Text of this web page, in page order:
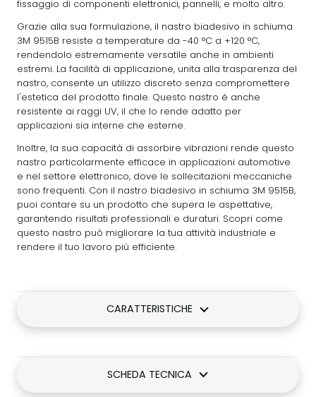
fissaggio di componenti elettronici, pannelli, e molto altro.
Grazie alla sua formulazione, il nastro biadesivo in schiuma
3M 9515B resiste a temperature da -40 °C a +120 °C,
rendendolo estremamente versatile anche in ambienti
estremi. La facilità di applicazione, unita alla trasparenza del
nastro, consente un utilizzo discreto senza compromettere
l'estetica del prodotto finale. Questo nastro è anche
resistente ai raggi UV, il che lo rende adatto per
applicazioni sia interne che esterne.
Inoltre, la sua capacità di assorbire vibrazioni rende questo
nastro particolarmente efficace in applicazioni automotive
e nel settore elettronico, dove le sollecitazioni meccaniche
sono frequenti. Con il nastro biadesivo in schiuma 3M 9515B,
puoi contare su un prodotto che supera le aspettative,
garantendo risultati professionali e duraturi. Scopri come
questo nastro può migliorare la tua attività industriale e
rendere il tuo lavoro più efficiente.
CARATTERISTICHE
SCHEDA TECNICA